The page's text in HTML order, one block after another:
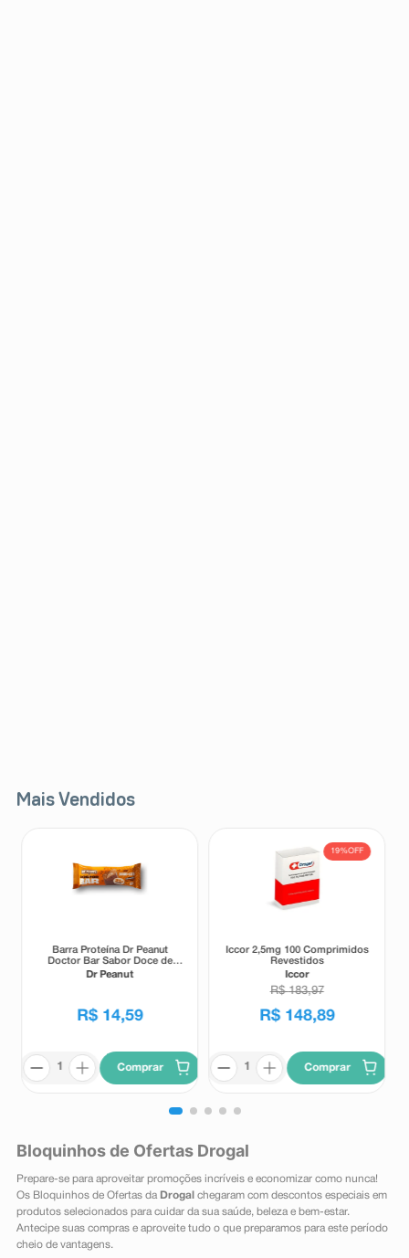
Mais Vendidos
Barra Proteína Dr Peanut
Doctor Bar Sabor Doce de
Leite 62g
Dr Peanut
R$ 14,59
Comprar
19%OFF
Iccor 2,5mg 100 Comprimidos
Revestidos
Iccor
R$ 183,97
R$ 148,89
Comprar
Bloquinhos de Ofertas Drogal
Prepare-se para aproveitar promoções incríveis e economizar como nunca!
Os Bloquinhos de Ofertas da Drogal chegaram com descontos especiais em
produtos selecionados para cuidar da sua saúde, beleza e bem-estar.
Antecipe suas compras e aproveite tudo o que preparamos para este período
cheio de vantagens.